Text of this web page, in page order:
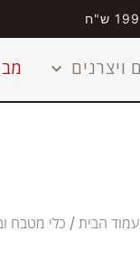
ויצרנים
עמוד הבית / כלי מטבח